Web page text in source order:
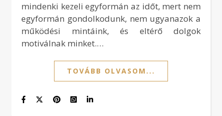
mindenki kezeli egyformán az időt, mert nem
egyformán gondolkodunk, nem ugyanazok a
működési mintáink, és eltérő dolgok
motiválnak minket.…
TOVÁBB OLVASOM...